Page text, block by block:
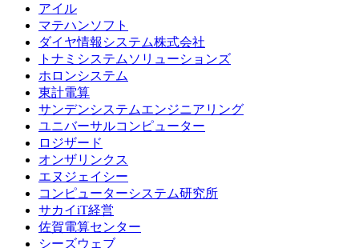
アイル
マテハンソフト
ダイヤ情報システム株式会社
トナミシステムソリューションズ
ホロンシステム
東計電算
サンデンシステムエンジニアリング
ユニバーサルコンピューター
ロジザード
オンザリンクス
エヌジェイシー
コンピューターシステム研究所
サカイiT経営
佐賀電算センター
シーズウェブ